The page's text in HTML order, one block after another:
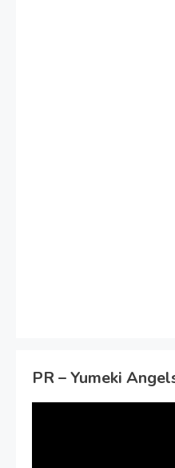
PR – Yumeki